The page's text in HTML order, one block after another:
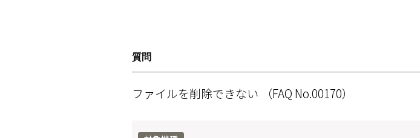
質問
ファイルを削除できない （FAQ No.00170）